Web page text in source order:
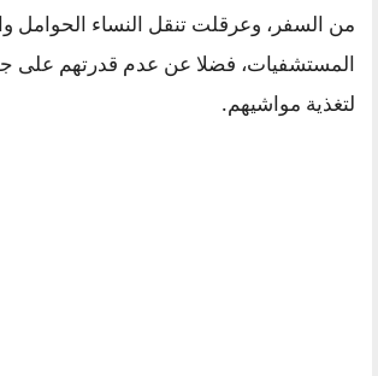
من السفر، وعرقلت تنقل النساء الحوامل
المستشفيات، فضلا عن عدم قدرتهم على
لتغذية مواشيهم.